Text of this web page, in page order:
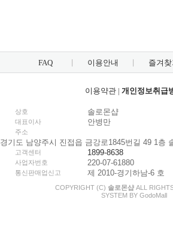
FAQ 이용안내 즐겨찾
이용약관| 개인정보취급
상호 솔로몬샵
대표이사 안병만
주소
경기도 남양주시 진접읍 금강로1845번길 49 1층
고객센터 1899-8638
사업자번호 220-07-61880
통신판매업신고 제 2010-경기하남-6 호
COPYRIGHT (C) 솔로몬샵 ALL
SYSTEM BY GodoMall